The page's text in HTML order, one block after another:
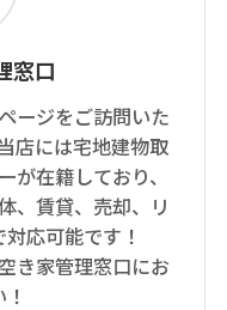
窓口
ージをご訪問いた
店には宅地建物取
が在籍しており、
、賃貸、売却、リ
応可能です！
き家管理窓口にお